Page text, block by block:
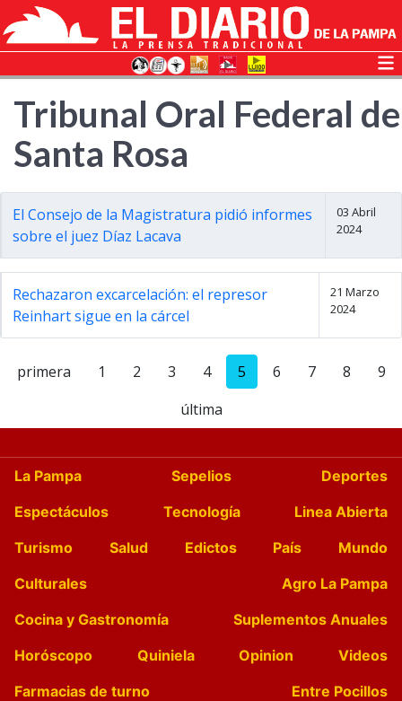
Tribunal Oral Federal de
Santa Rosa
El Consejo de la Magistratura pidió informes
sobre el juez Díaz Lacava
03 Abril
2024
Rechazaron excarcelación: el represor
Reinhart sigue en la cárcel
21 Marzo
2024
primera 1 2 3 4 5 6 7 8
9
última
La Pampa Sepelios
Deportes
Espectáculos
Tecnología
Linea Abierta
Turismo
Salud Edictos País
Mundo
Culturales
Agro La Pampa
Cocina y Gastronomía
Suplementos Anuales
Horóscopo
Quiniela Opinion
Videos
Farmacias de turno
Entre Pocillos